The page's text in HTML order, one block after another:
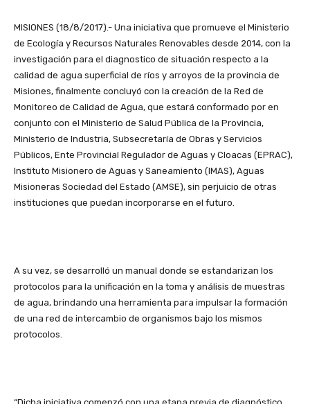
MISIONES (18/8/2017).- Una iniciativa que promueve el Ministerio
de Ecología y Recursos Naturales Renovables desde 2014, con la
investigación para el diagnostico de situación respecto a la
calidad de agua superficial de ríos y arroyos de la provincia de
Misiones, finalmente concluyó con la creación de la Red de
Monitoreo de Calidad de Agua, que estará conformado por en
conjunto con el Ministerio de Salud Pública de la Provincia,
Ministerio de Industria, Subsecretaría de Obras y Servicios
Públicos, Ente Provincial Regulador de Aguas y Cloacas (EPRAC),
Instituto Misionero de Aguas y Saneamiento (IMAS), Aguas
Misioneras Sociedad del Estado (AMSE), sin perjuicio de otras
instituciones que puedan incorporarse en el futuro.
A su vez, se desarrolló un manual donde se estandarizan los
protocolos para la unificación en la toma y análisis de muestras
de agua, brindando una herramienta para impulsar la formación
de una red de intercambio de organismos bajo los mismos
protocolos.